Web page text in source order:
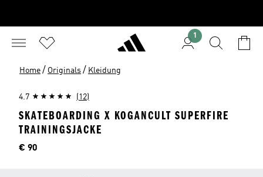
1
Home / Originals / Kleidung
4.7 (12)
SKATEBOARDING X KOGANCULT SUPERFIRE
TRAININGSJACKE
Preis
€ 90